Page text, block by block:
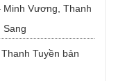
Vương, Thanh
Sang
Tuyền bản